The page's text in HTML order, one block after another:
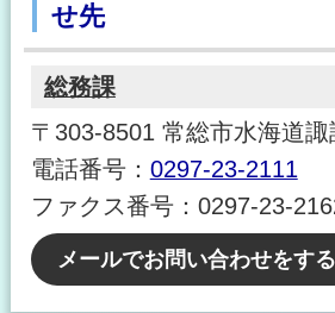
せ先
総務課
〒303-8501 常総市水海道
電話番号： 0297-23-2111
ファクス番号：0297-23-
メールでお問い合わせをする